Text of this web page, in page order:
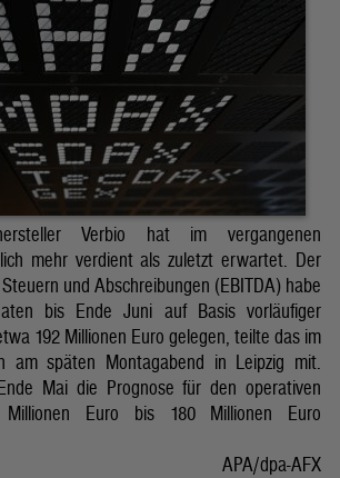
Verbio hat im vergangenen
mehr verdient als zuletzt erwartet. Der
und Abschreibungen (EBITDA) habe
bis Ende Juni auf Basis vorläufiger
192 Millionen Euro gelegen, teilte das im
am späten Montagabend in Leipzig mit.
Mai die Prognose für den operativen
Euro bis 180 Millionen Euro
APA/dpa-AFX